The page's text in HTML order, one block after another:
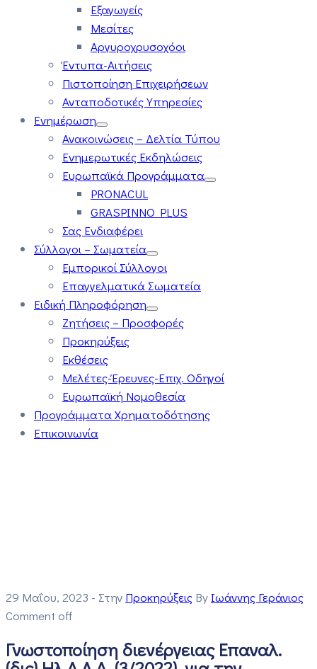
Εξαγωγείς
Μεσίτες
Αργυροχρυσοχόοι
Έντυπα-Αιτήσεις
Πιστοποίηση Επιχειρήσεων
Ανταποδοτικές Υπηρεσίες
Ενημέρωση
Ανακοινώσεις – Δελτία Τύπου
Ενημερωτικές Εκδηλώσεις
Ευρωπαϊκά Προγράμματα
PRONACUL
GRASPINNO PLUS
Σας Ενδιαφέρει
Σύλλογοι – Σωματεία
Εμπορικοί Σύλλογοι
Επαγγελματικά Σωματεία
Ειδική Πληροφόρηση
Ζητήσεις – Προσφορές
Προκηρύξεις
Εκθέσεις
Μελέτες-Έρευνες-Επιχ. Οδηγοί
Ευρωπαϊκή Νομοθεσία
Προγράμματα Χρηματοδότησης
Επικοινωνία
29 Μαΐου, 2023 - Στην Προκηρύξεις By Ιωάννης Γεράνιος
Comment off
Γνωστοποίηση διενέργειας Επαναλ.